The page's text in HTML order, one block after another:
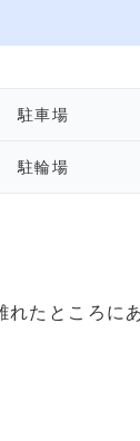
駐車場
駐輪場
れたところに